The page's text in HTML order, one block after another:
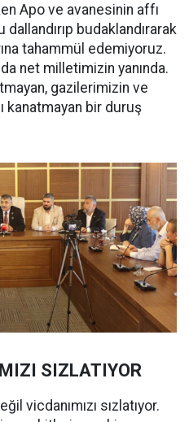
Apo ve avanesinin affı
budaklandırarak
tahammül edemiyoruz.
net milletimizin yanında.
gazilerimizin ve
kanatmayan bir duruş
SIZLATIYOR
vicdanımızı sızlatıyor.